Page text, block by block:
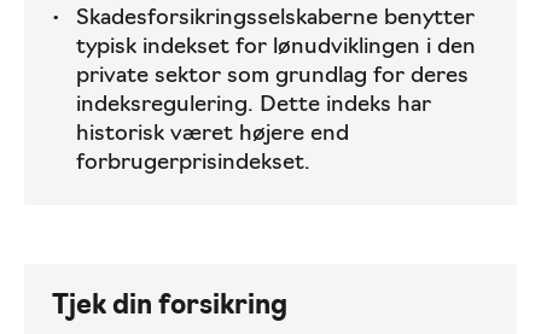
Skadesforsikringsselskaberne benytter
typisk indekset for lønudviklingen i den
private sektor som grundlag for deres
indeksregulering. Dette indeks har
historisk været højere end
forbrugerprisindekset.
Tjek din forsikring